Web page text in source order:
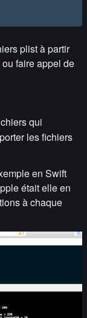
plist à partir
faire appel de
qui
les fichiers
en Swift
était elle en
à chaque